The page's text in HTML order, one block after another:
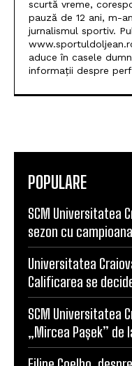
Am debutat în presa
mele articole au fost
monden Top Secret.
colaborat cu
scurtă vreme,
jurnalismul sportiv.
POPULARE
SCM Universitatea
sezon cu
Universitatea
Calificarea se